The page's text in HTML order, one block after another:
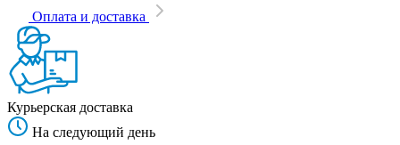
Оплата и доставка
Курьерская доставка
На следующий день